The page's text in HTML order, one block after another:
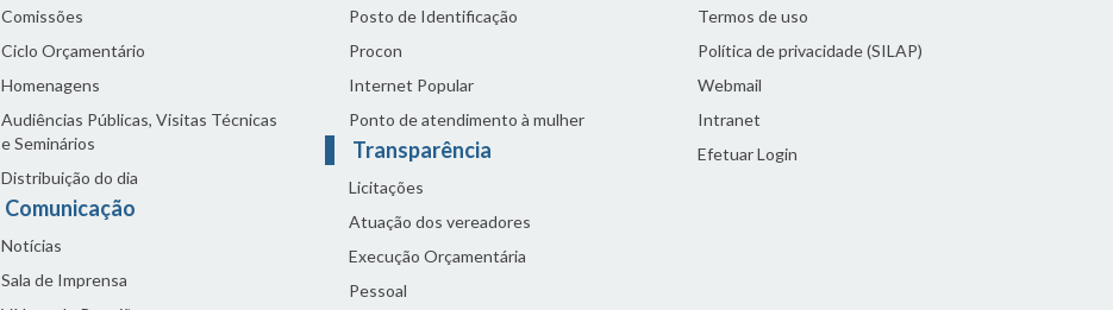
Comissões
Ciclo Orçamentário
Homenagens
Audiências Públicas, Visitas Técnicas
e Seminários
Distribuição do dia
Comunicação
Notícias
Sala de Imprensa
Posto de Identificação
Procon
Internet Popular
Ponto de atendimento à mulher
Transparência
Licitações
Atuação dos vereadores
Execução Orçamentária
Pessoal
Termos de uso
Política de privacidade (SILAP)
Webmail
Intranet
Efetuar Login